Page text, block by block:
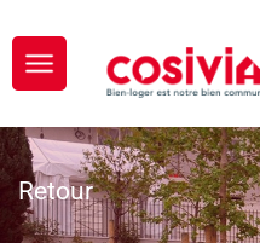
Retour